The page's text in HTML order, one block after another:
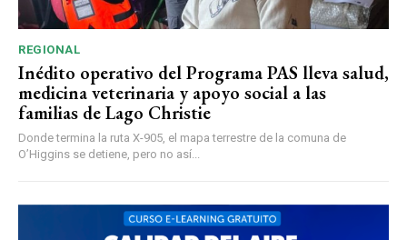
REGIONAL
Inédito operativo del Programa PAS lleva salud,
medicina veterinaria y apoyo social a las
familias de Lago Christie
Donde termina la ruta X-905, el mapa terrestre de la comuna de
O’Higgins se detiene, pero no así...